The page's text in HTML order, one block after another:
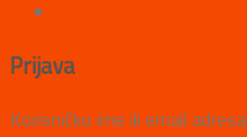
Prijava
Korisničko ime ili email adresa